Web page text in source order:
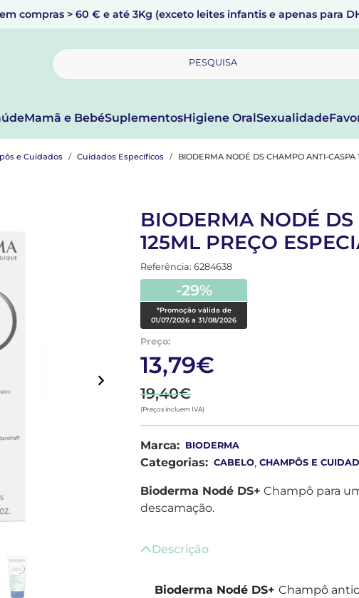
compras > 60 € e até 3Kg (exceto leites infantis e apenas para
PESQUISA
Mamã e BebéSuplementosHigiene OralSexualidade
e Cuidados Cuidados Específicos BIODERMA NODÉ DS CHAMPO ANTI-CASPA
BIODERMA NODÉ
125ML PREÇO
Referência: 6284638
-29%
*Promoção válida de
01/07/2026 a 31/08/2026
Preço:
13,79€
19,40€
(Preços incluem IVA)
Marca: BIODERMA
Categorias: CABELO, CHAMPÔS E
Bioderma Nodé DS+ Champô para
descamação.
Descrição
Bioderma Nodé DS+ Champô